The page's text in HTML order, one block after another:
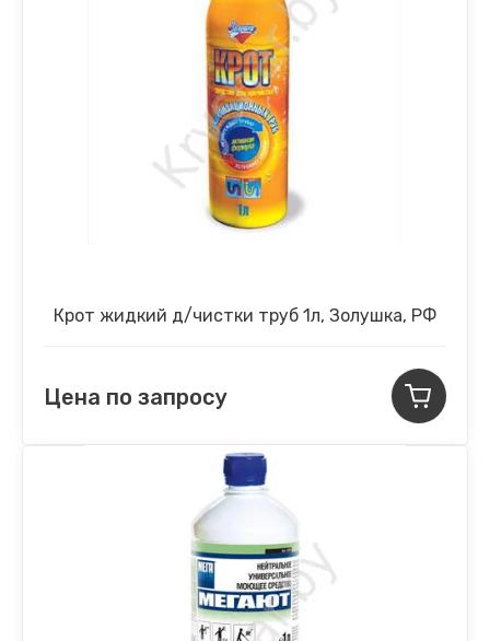
Крот жидкий д/чистки труб 1л, Золушка, РФ
Цена по запросу